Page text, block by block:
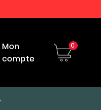
Mon
compte
0